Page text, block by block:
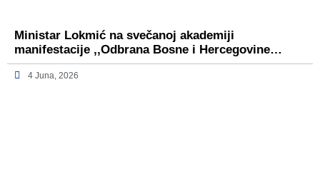
Ministar Lokmić na svečanoj akademiji
manifestacije ,,Odbrana Bosne i Hercegovine…
4 Juna, 2026